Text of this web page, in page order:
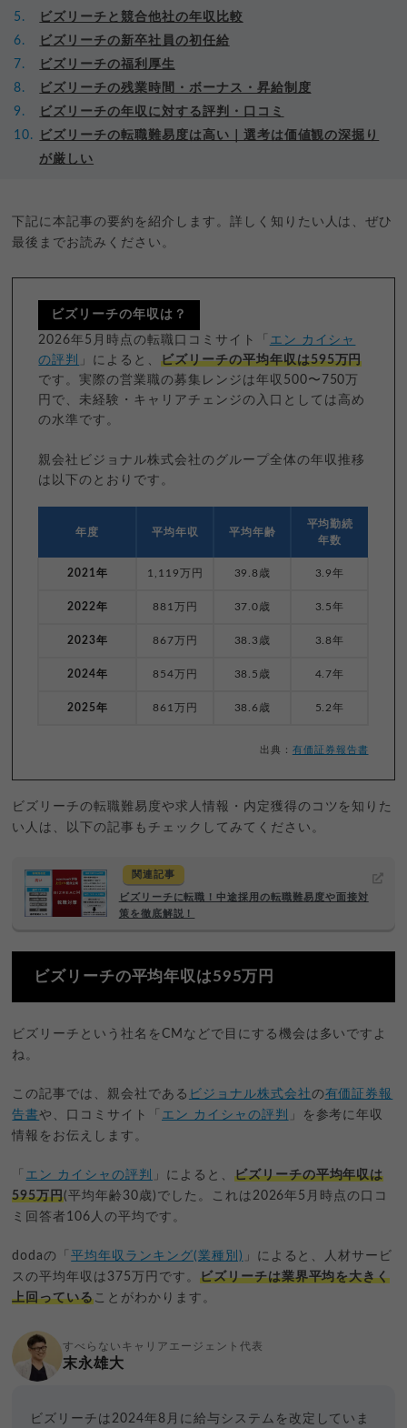
ビズリーチと競合他社の年収比較
ビズリーチの新卒社員の初任給
ビズリーチの福利厚生
ビズリーチの残業時間・ボーナス・昇給制度
ビズリーチの年収に対する評判・口コミ
ビズリーチの転職難易度は高い｜選考は価値観の深掘り
が厳しい
下記に本記事の要約を紹介します。詳しく知りたい人は、ぜひ
最後までお読みください。
ビズリーチの年収は？
2026年5月時点の転職口コミサイト「 エン カイシャ
の評判
」によると、ビズリーチの平均年収は595万円
です。実際の営業職の募集レンジは年収500〜750万
円で、未経験・キャリアチェンジの入口としては高め
の水準です。
親会社ビジョナル株式会社のグループ全体の年収推移
は以下のとおりです。
年度 平均年収 平均年齢
平均勤続
年数
2021年 1,119万円 39.8歳 3.9年
2022年 881万円 37.0歳 3.5年
2023年 867万円 38.3歳 3.8年
2024年 854万円 38.5歳 4.7年
2025年 861万円 38.6歳 5.2年
出典： 有価証券報告書
ビズリーチの転職難易度や求人情報・内定獲得のコツを知りた
い人は、以下の記事もチェックしてみてください。
関連記事
ビズリーチに転職！中途採用の転職難易度や面接対
策を徹底解説！
ビズリーチの平均年収は595万円
ビズリーチという社名をCMなどで目にする機会は多いですよ
ね。
この記事では、親会社である ビジョナル株式会社の有価証券報
告書や、口コミサイト「 エン カイシャの評判
」を参考に年収
情報をお伝えします。
「 エン カイシャの評判 」によると、 ビズリーチの平均年収は
595万円(平均年齢30歳)でした。これは2026年5月時点の口コ
ミ回答者106人の平均です。
dodaの「平均年収ランキング(業種別) 」によると、人材サービ
スの平均年収は375万円です。 ビズリーチは業界平均を大きく
上回っていることがわかります。
すべらないキャリアエージェント代表
末永雄大
ビズリーチは2024年8月に給与システムを改定していま